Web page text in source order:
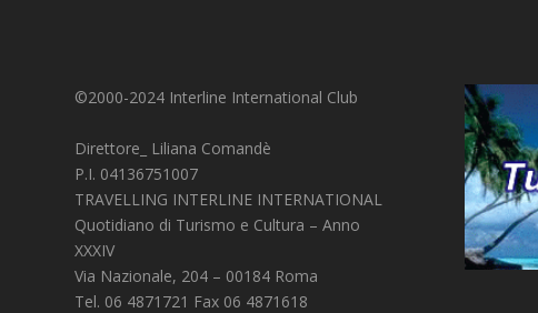
©2000-2024 Interline International Club
Direttore_ Liliana Comandè
P.I. 04136751007
TRAVELLING INTERLINE INTERNATIONAL
Quotidiano di Turismo e Cultura – Anno
XXXIV
Via Nazionale, 204 – 00184 Roma
Tel. 06 4871721 Fax 06 4871618